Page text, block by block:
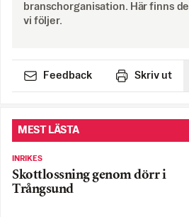
branschorganisation. Här finns de
vi följer.
Feedback Skriv ut
MEST LÄSTA
INRIKES
Skottlossning genom dörr i
Trångsund